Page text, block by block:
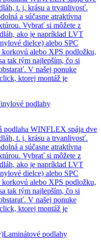
t. j. krásu a trvanlivosť.
a súčasne atraktívna
Vybrať si môžete z
ako je napríklad LVT
dielce) alebo SPC
alebo XPS podložku,
tak tým najlepším, čo si
V našej ponuke
ktorej montáž je
podlahy
podlaha WINFLEX spája dve
t. j. krásu a trvanlivosť.
a súčasne atraktívna
Vybrať si môžete z
ako je napríklad LVT
dielce) alebo SPC
alebo XPS podložku,
tak tým najlepším, čo si
V našej ponuke
ktorej montáž je
Laminátové podlahy